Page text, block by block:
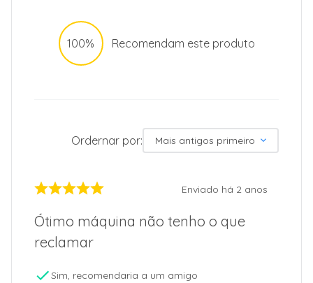
100% Recomendam este produto
Ordernar por: Mais antigos primeiro
Enviado há 2 anos
Ótimo máquina não tenho o que
reclamar
Sim, recomendaria a um amigo